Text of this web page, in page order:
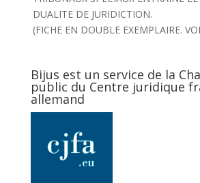
DUALITE DE JURIDICTION.
(FICHE EN DOUBLE EXEMPLAIRE.
Bijus est un service de la
public du Centre juridique
allemand